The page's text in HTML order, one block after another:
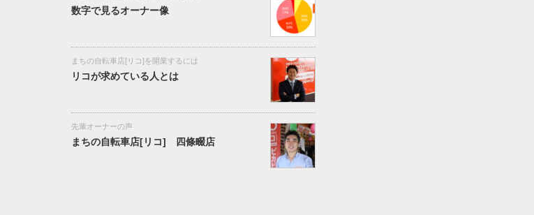
数字で見るオーナー像
まちの自転車店[リコ]を開業するには
リコが求めている人とは
先輩オーナーの声
まちの自転車店[リコ] 四條畷店